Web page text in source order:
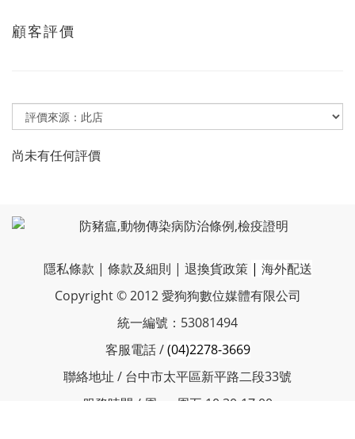
顧客評價
尚未有任何評價
隱私條款 | 條款及細則 | 退換貨政策 | 海外配送
Copyright © 2012 愛狗狗數位媒體有限公司
統一編號：53081494
客服電話 /(04)2278-3669
聯絡地址 / 台中市太平區新平路二段33號
服務時間 / 周一~周五 10:30-17:00